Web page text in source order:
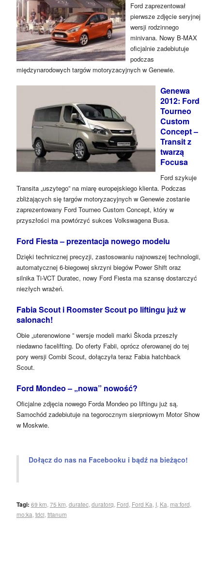
Ford zaprezentował
pierwsze zdjęcie seryjnej
wersji rodzinnego
minivana. Nowy B-MAX
oficjalnie zadebiutuje
podczas
międzynarodowych targów motoryzacyjnych w Genewie.
Genewa
2012: Ford
Tourneo
Custom
Concept –
Transit z
twarzą
Focusa
Ford szykuje
Transita „uszytego” na miarę europejskiego klienta. Podczas
zbliżających się targów motoryzacyjnych w Genewie zostanie
zaprezentowany Ford Tourneo Custom Concept, który w
przyszłości ma powtórzyć sukces Volkswagena Busa.
Ford Fiesta – prezentacja nowego modelu
Dzięki technicznej precyzji, zastosowaniu najnowszej technologii,
automatycznej 6-biegowej skrzyni biegów Power Shift oraz
silnika Ti-VCT Duratec, nowy Ford Fiesta ma szansę dostarczyć
niezłych wrażeń.
Fabia Scout i Roomster Scout po liftingu już w
salonach!
Obie „uterenowione ” wersje modeli marki Škoda przeszły
niedawno facelifting. Do oferty Fabii, oprócz oferowanej do tej
pory wersji Combi Scout, dołączyła teraz Fabia hatchback
Scout.
Ford Mondeo – „nowa” nowość?
Oficjalne zdjęcia nowego Forda Mondeo po liftingu już są.
Samochód zadebiutuje na tegorocznym sierpniowym Motor Show
w Moskwie.
Dołącz do nas na Facebooku i bądź na bieżąco!
Tagi: 69 km 75 km duratec, duratorq Ford Ford Ka I, Ka ma:ford
mo:ka tdci titanum